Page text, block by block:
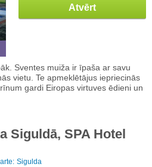
Atvērt
Sventes muiža ir īpaša ar savu
vietu. Te apmeklētājus iepriecinās
gardi Eiropas virtuves ēdieni un
Siguldā, SPA Hotel
Sigulda